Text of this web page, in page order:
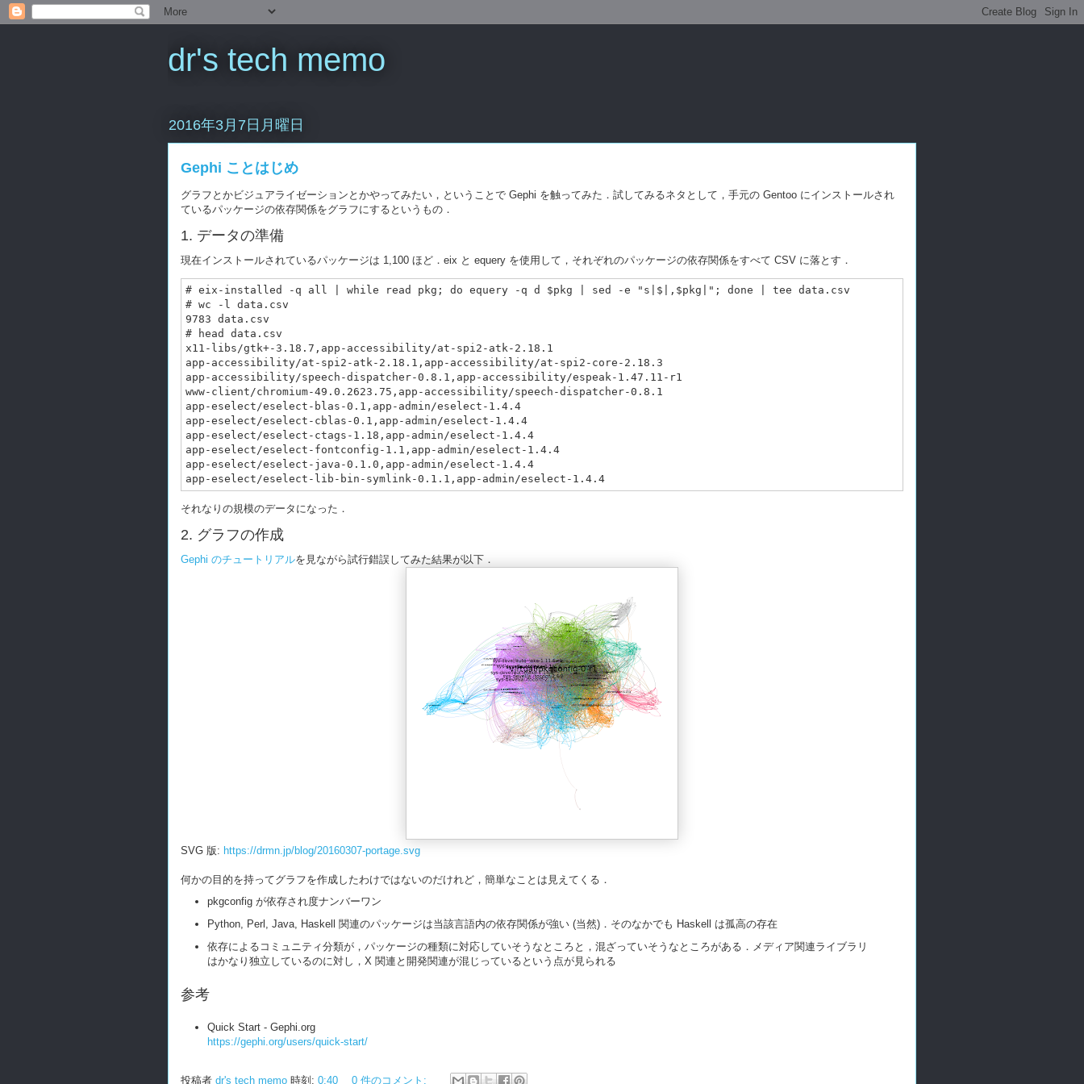
dr's tech memo
2016年3月7日月曜日
Gephi ことはじめ
グラフとかビジュアライゼーションとかやってみたい，ということで Gephi を触ってみた．試してみるネタとして，手元の Gentoo にインストールされ
ているパッケージの依存関係をグラフにするというもの．
1. データの準備
現在インストールされているパッケージは 1,100 ほど．eix と equery を使用して，それぞれのパッケージの依存関係をすべて CSV に落とす．
# eix-installed -q all | while read pkg; do equery -q d $pkg | sed -e "s|$|,$pkg|"; done | tee data.csv
# wc -l data.csv
9783 data.csv
# head data.csv
x11-libs/gtk+-3.18.7,app-accessibility/at-spi2-atk-2.18.1
app-accessibility/at-spi2-atk-2.18.1,app-accessibility/at-spi2-core-2.18.3
app-accessibility/speech-dispatcher-0.8.1,app-accessibility/espeak-1.47.11-r1
www-client/chromium-49.0.2623.75,app-accessibility/speech-dispatcher-0.8.1
app-eselect/eselect-blas-0.1,app-admin/eselect-1.4.4
app-eselect/eselect-cblas-0.1,app-admin/eselect-1.4.4
app-eselect/eselect-ctags-1.18,app-admin/eselect-1.4.4
app-eselect/eselect-fontconfig-1.1,app-admin/eselect-1.4.4
app-eselect/eselect-java-0.1.0,app-admin/eselect-1.4.4
それなりの規模のデータになった．
2. グラフの作成
Gephi のチュートリアルを見ながら試行錯誤してみた結果が以下．
SVG 版: https://drmn.jp/blog/20160307-portage.svg
何かの目的を持ってグラフを作成したわけではないのだけれど，簡単なことは見えてくる．
pkgconfig が依存され度ナンバーワン
Python, Perl, Java, Haskell 関連のパッケージは当該言語内の依存関係が強い (当然)．そのなかでも Haskell は孤高の存在
依存によるコミュニティ分類が，パッケージの種類に対応していそうなところと，混ざっていそうなところがある．メディア関連ライブラリ
はかなり独立しているのに対し，X 関連と開発関連が混じっているという点が見られる
参考
Quick Start - Gephi.org
https://gephi.org/users/quick-start/
投稿者 dr's tech memo 時刻: 0:40 0 件のコメント: